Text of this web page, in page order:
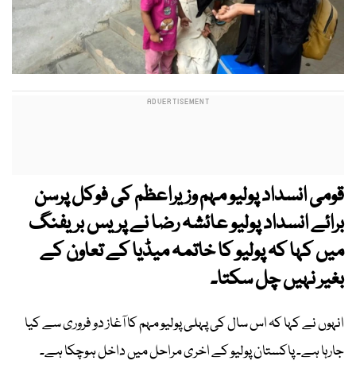
قومی انسداد پولیو مہم وزیراعظم کی فوکل پرسن
برائے انسداد پولیو عائشہ رضا نے پریس بریفنگ
میں کہا کہ پولیو کا خاتمہ میڈیا کے تعاون کے
بغیر نہیں چل سکتا۔
انہوں نے کہا کہ اس سال کی پہلی پولیو مہم کا آغاز دو فروری سے کیا
جارہا ہے۔ پاکستان پولیو کے اخری مراحل میں داخل ہوچکا ہے۔